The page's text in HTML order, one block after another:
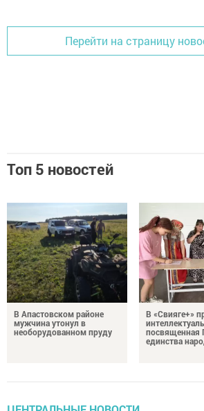
Перейти на страницу
Топ 5 новостей
В Апастовском районе
мужчина утонул в
необорудованном пруду
В «Свияге+»
посвященная
единства